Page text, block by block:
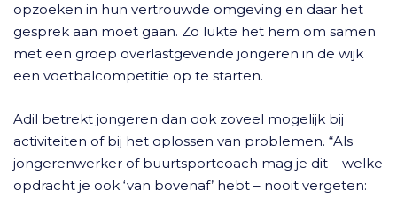
opzoeken in hun vertrouwde omgeving en daar het
gesprek aan moet gaan. Zo lukte het hem om samen
met een groep overlastgevende jongeren in de wijk
een voetbalcompetitie op te starten.
Adil betrekt jongeren dan ook zoveel mogelijk bij
activiteiten of bij het oplossen van problemen. “Als
jongerenwerker of buurtsportcoach mag je dit – welke
opdracht je ook ‘van bovenaf’ hebt – nooit vergeten: